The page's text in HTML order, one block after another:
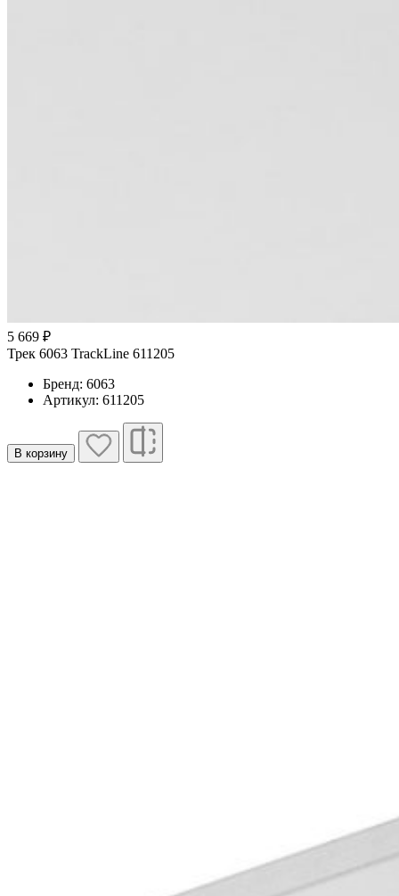
5 669 ₽
Трек 6063 TrackLine 611205
Бренд: 6063
Артикул: 611205
В корзину